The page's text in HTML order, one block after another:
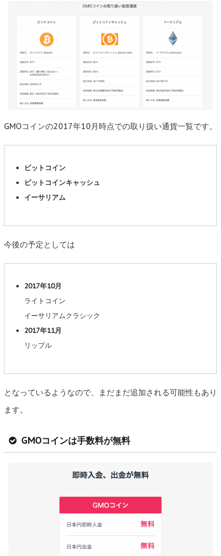
GMOコインの2017年10月時点での取り扱い通貨一覧です。
ビットコイン
ビットコインキャッシュ
イーサリアム
今後の予定としては
2017年10月
ライトコイン
イーサリアムクラシック
2017年11月
リップル
となっているようなので、まだまだ追加される可能性もあり
ます。
GMOコインは手数料が無料